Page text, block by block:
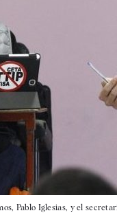
Pablo Iglesias, y el